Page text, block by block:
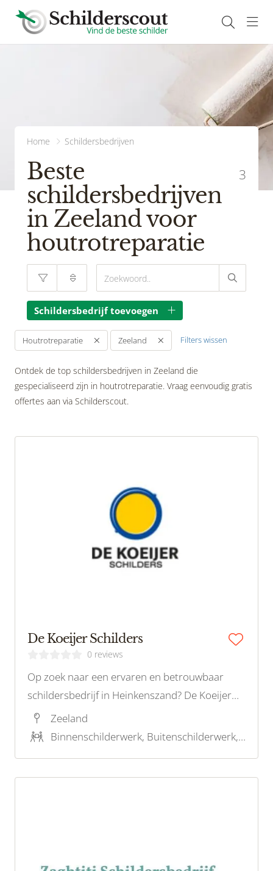
Home Schildersbedrijven
Beste
schildersbedrijven
in Zeeland voor
houtrotreparatie
3
Schildersbedrijf toevoegen
Houtrotreparatie Zeeland Filters wissen
Ontdek de top schildersbedrijven in Zeeland die
gespecialiseerd zijn in houtrotreparatie. Vraag eenvoudig gratis
offertes aan via Schilderscout.
De Koeijer Schilders
0 reviews
Op zoek naar een ervaren en betrouwbaar
schildersbedrijf in Heinkenszand? De Koeijer
Schilders is dé specialist in binnen- en buiten
schilderwerk met oog voor kwaliteit en detail.
Zeeland
Binnenschilderwerk, Buitenschilderwerk, Decoratief schilderwerk, Onderhoudsschilderwerk, Restauratieschilderwerk, Houtrotreparatie, Kleuradvies